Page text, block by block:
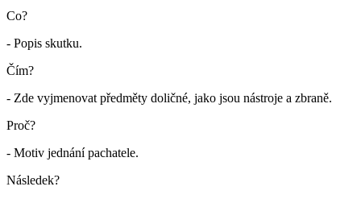
Co?
- Popis skutku.
Čím?
- Zde vyjmenovat předměty doličné, jako jsou nástroje a zbraně.
Proč?
- Motiv jednání pachatele.
Následek?